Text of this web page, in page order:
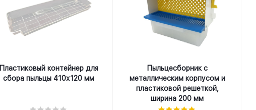
Пластиковый контейнер для
сбора пыльцы 410х120 мм
Пыльцесборник с
металлическим корпусом и
пластиковой решеткой,
ширина 200 мм